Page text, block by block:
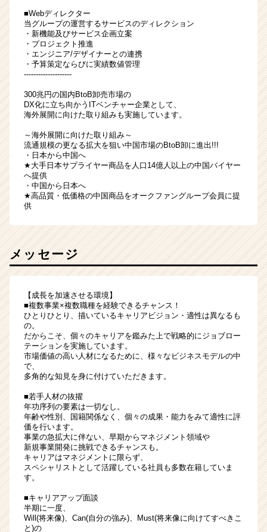
■Webディレクター
当グループの運営するサービスのディレクション
・新機能及びサービス企画立案
・プロジェクト推進
・エンジニア/デザイナーとの連携
・予算策定ならびに実績数値管理
--------------------
300兆円の国内BtoB卸売市場の
DX化に立ち向かうITベンチャー企業として、
海外展開に向けた取り組みも実施しています。
～海外展開に向けた取り組み～
流通規模の更なる拡大を狙い中国市場のBtoB卸に進出!!!
・日本から中国へ
★大手日本サプライヤー商品を人口14億人以上の中国バイヤー
へ提供
・中国から日本へ
★高品質・低価格の中国商品をオークファングループ会員に提
供
メッセージ
【成長を加速させる環境】
■複数事業×複数職種を経験できるチャンス！
ひとりひとり、描いているキャリアビジョン・適性は異なるも
の。
だからこそ、個々のキャリアを鑑みた上で戦略的にジョブロー
テーションを実施しています。
市場価値の高い人材になるために、様々なビジネスモデルの中
で、
多角的な知見を身に付けていただきます。
■若手人材の抜擢
年功序列の要素は一切なし。
年齢や性別、国籍関係なく、個々の成果・能力をみて適性に評
価を行います。
事業の急拡大に伴ない、早期からマネジメント領域や
新規事業開発に挑戦できるチャンスも。
キャリアはマネジメントに限らず、
スペシャリストとして活躍している社員も多数在籍していま
す。
■キャリアアップ面談
半期に一度、
Will(将来像)、Can(自分の強み)、Must(将来像に向けてすべきこ
と)の